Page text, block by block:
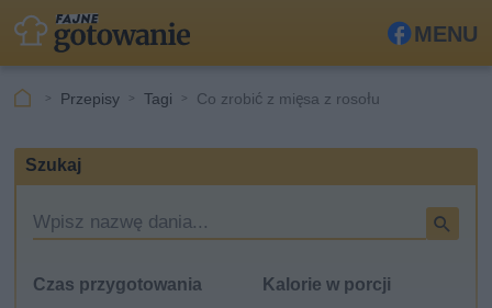
MENU
Fa
Przepisy Tagi Co zrobić z mięsa z rosołu
Szukaj
W
y
Czas przygotowania Kalorie w porcji